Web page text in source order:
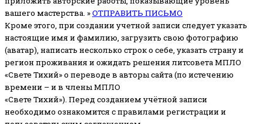
вашего мастерства. »ОТПРАВИТЬ ПИСЬМО
Кроме этого, при создании учетной записи следует указать
настоящие имя и фамилию, загрузить свою фотографию
(аватар), написать несколько строк о себе, указать страну и
регион проживания и ожидать решения литсовета МПЛО
«Свете Тихий» о переводе в авторы сайта (по истечению
времени – и в члены МПЛО
«Свете Тихий»). Перед созданием учётной записи
необходимо ознакомится с правилами регистрации и